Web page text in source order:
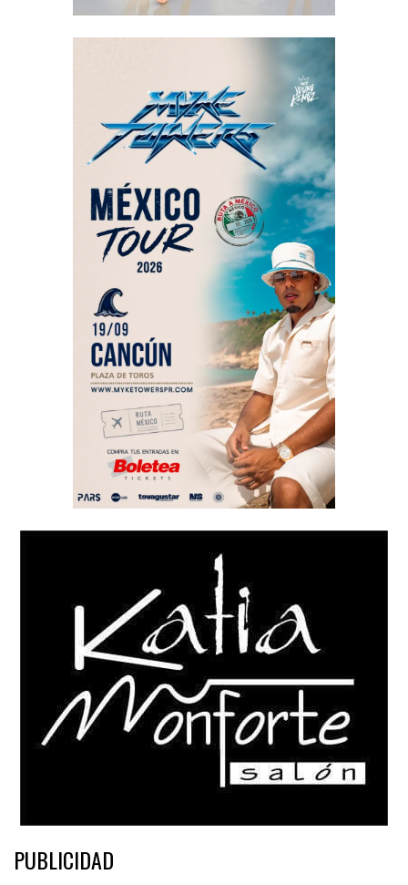
PUBLICIDAD